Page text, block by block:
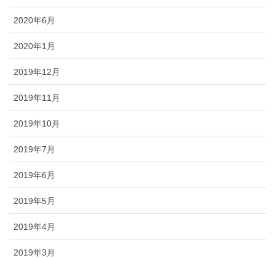
2020年6月
2020年1月
2019年12月
2019年11月
2019年10月
2019年7月
2019年6月
2019年5月
2019年4月
2019年3月